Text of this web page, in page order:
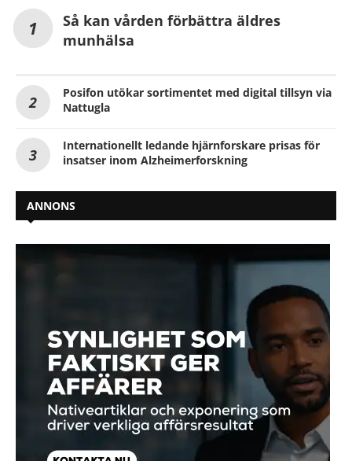
Så kan vården förbättra äldres
munhälsa
Posifon utökar sortimentet med digital tillsyn via
Nattugla
Internationellt ledande hjärnforskare prisas för
insatser inom Alzheimerforskning
ANNONS